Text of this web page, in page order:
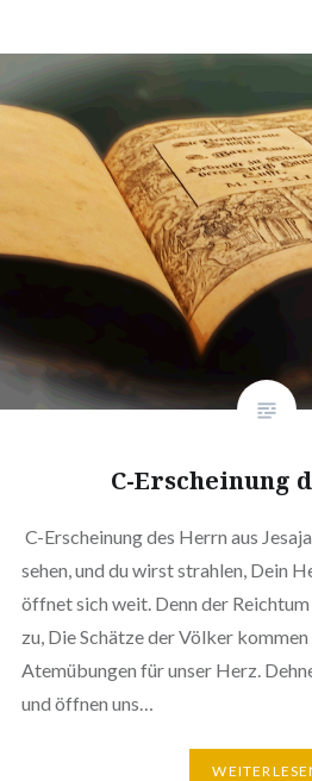
C-Erscheinung
C-Erscheinung des Herrn aus
sehen, und du wirst strahlen, Dein
öffnet sich weit. Denn der
zu, Die Schätze der Völker
Atemübungen für unser Herz.
und öffnen uns…